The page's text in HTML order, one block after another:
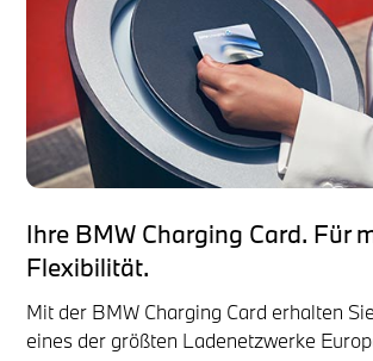
Ihre BMW Charging Card. Für
Flexibilität.
Mit der BMW Charging Card erhalten
eines der größten Ladenetzwerke